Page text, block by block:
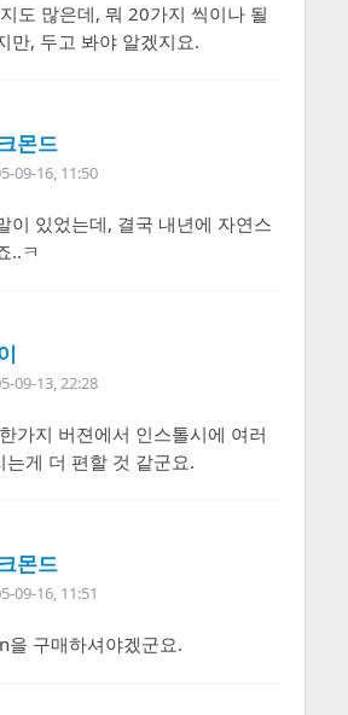
도 많은데, 뭐 20가지 씩이나 될
만, 두고 봐야 알겠지요.
몬드
09-16, 11:50
이 있었는데, 결국 내년에 자연스
..ㅋ
09-13, 22:28
가지 버젼에서 인스톨시에 여러
는게 더 편할 것 같군요.
몬드
09-16, 11:51
구매하셔야겠군요.